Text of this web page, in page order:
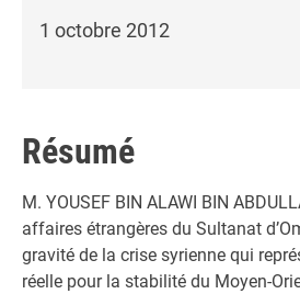
1 octobre 2012
Résumé
M. YOUSEF BIN ALAWI BIN
affaires étrangères du Sultanat
gravité de la crise syrienne qui
réelle pour la stabilité du Moyen-